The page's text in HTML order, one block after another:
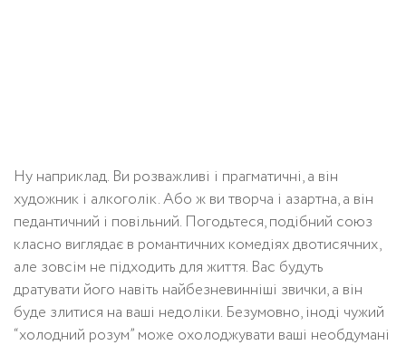
Ну наприклад. Ви розважливі і прагматичні, а він
художник і алкоголік. Або ж ви творча і азартна, а він
педантичний і повільний. Погодьтеся, подібний союз
класно виглядає в романтичних комедіях двотисячних,
але зовсім не підходить для життя. Вас будуть
дратувати його навіть найбезневинніші звички, а він
буде злитися на ваші недоліки. Безумовно, іноді чужий
“холодний розум” може охолоджувати ваші необдумані